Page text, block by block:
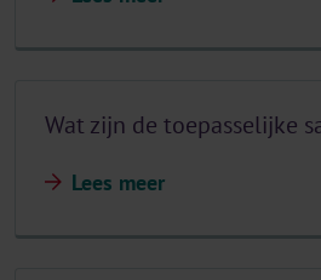
Wat zijn de toepasselijke
Lees meer